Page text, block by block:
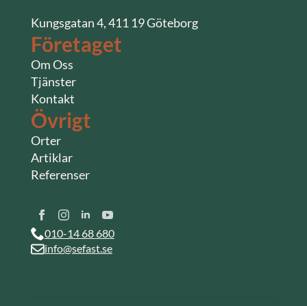
Kungsgatan 4, 411 19 Göteborg
Företaget
Om Oss
Tjänster
Kontakt
Övrigt
Orter
Artiklar
Referenser
010-14 68 680
info@sefast.se